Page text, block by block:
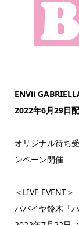
ENVii
2022年6月29日
オリジナル待ち
ンペーン開催
＜LIVE EVENT＞
パパイヤ鈴木「